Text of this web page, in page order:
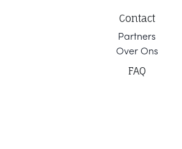
Contact
Partners
Over Ons
FAQ